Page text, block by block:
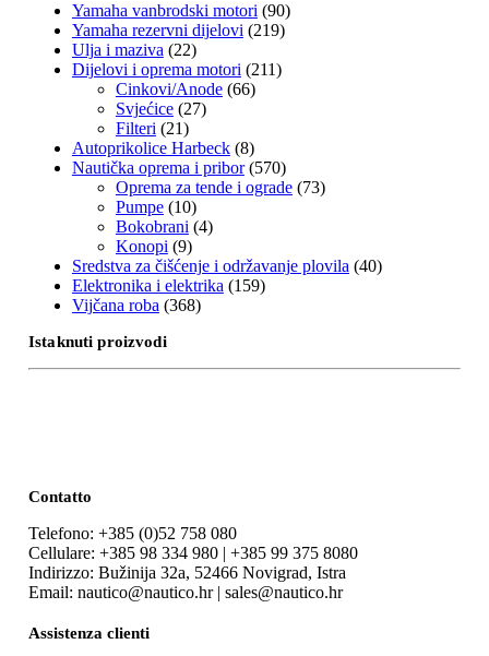
Yamaha vanbrodski motori (90)
Yamaha rezervni dijelovi (219)
Ulja i maziva (22)
Dijelovi i oprema motori (211)
Cinkovi/Anode (66)
Svjećice (27)
Filteri (21)
Autoprikolice Harbeck (8)
Nautička oprema i pribor (570)
Oprema za tende i ograde (73)
Pumpe (10)
Bokobrani (4)
Konopi (9)
Sredstva za čišćenje i održavanje plovila (40)
Elektronika i elektrika (159)
Vijčana roba (368)
Istaknuti proizvodi
Contatto
Telefono: +385 (0)52 758 080
Cellulare: +385 98 334 980 | +385 99 375 8080
Indirizzo: Bužinija 32a, 52466 Novigrad, Istra
Email: nautico@nautico.hr | sales@nautico.hr
Assistenza clienti